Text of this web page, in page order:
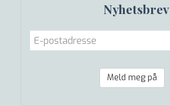
Nyhetsbrev
Meld meg på